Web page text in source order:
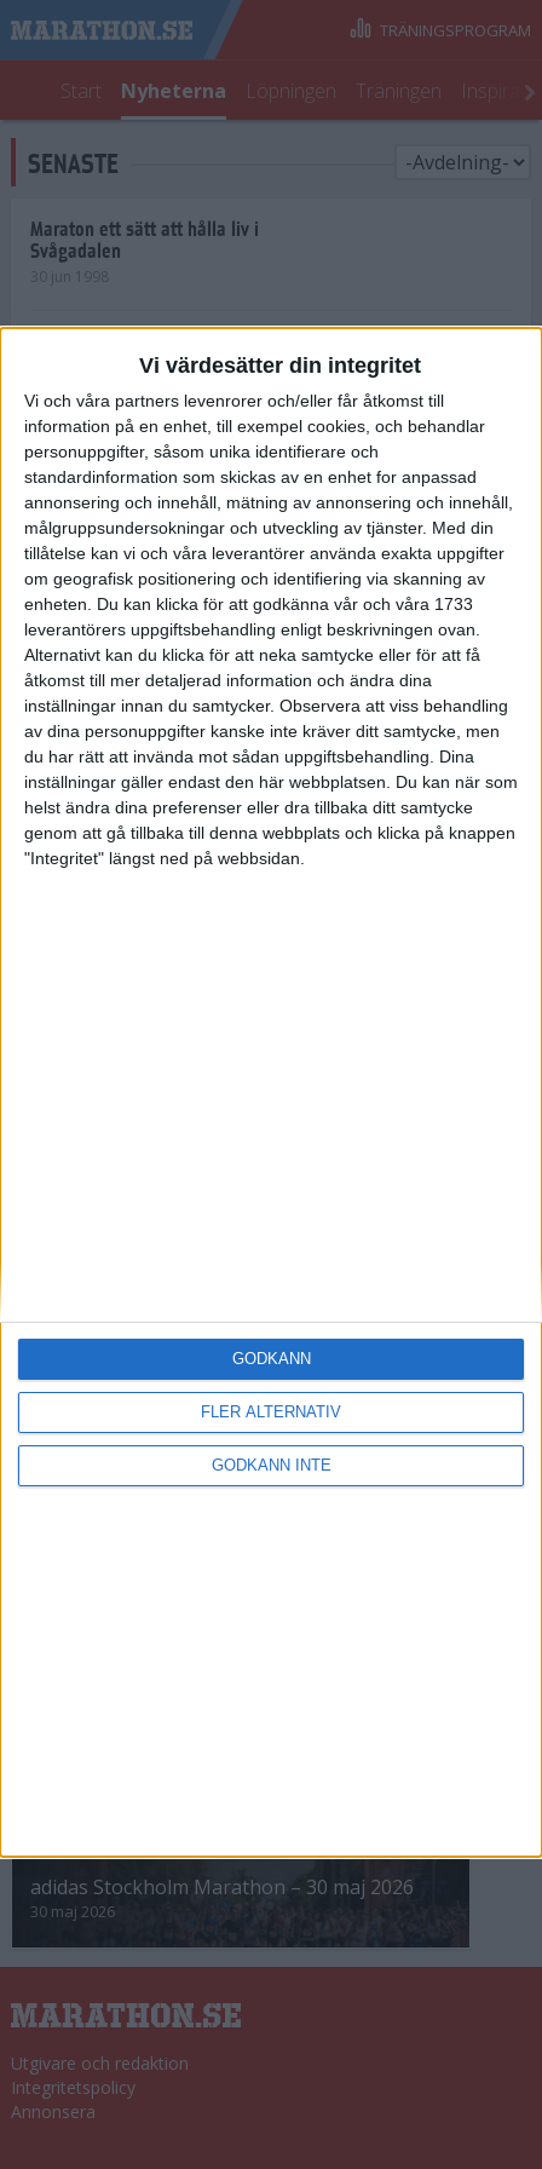
Vi värdesätter din integritet
Vi och våra partners levenrorer och/eller får åtkomst till
information på en enhet, till exempel cookies, och behandlar
personuppgifter, såsom unika identifierare och
standardinformation som skickas av en enhet for anpassad
annonsering och innehåll, mätning av annonsering och innehåll,
målgruppsundersokningar och utveckling av tjänster. Med din
tillåtelse kan vi och våra leverantörer använda exakta uppgifter
om geografisk positionering och identifiering via skanning av
enheten. Du kan klicka för att godkänna vår och våra 1733
leverantörers uppgiftsbehandling enligt beskrivningen ovan.
Alternativt kan du klicka för att neka samtycke eller för att få
åtkomst till mer detaljerad information och ändra dina
inställningar innan du samtycker. Observera att viss behandling
av dina personuppgifter kanske inte kräver ditt samtycke, men
du har rätt att invända mot sådan uppgiftsbehandling. Dina
inställningar gäller endast den här webbplatsen. Du kan när som
helst ändra dina preferenser eller dra tillbaka ditt samtycke
genom att gå tillbaka till denna webbplats och klicka på knappen
"Integritet" längst ned på webbsidan.
FLER ALTERNATIV
GODKÄNN INTE
GODKÄNN
Start Nyheterna Löpningen Träningen
TRÄNINGSPROGRAM
SENASTE
Maraton ett sätt att hålla liv i
Svågadalen
30 jun 1998
Norrlänningar firade semester i
Strängnäs
28 jun 1998
Maratonlöparna bäst i Trosa
I år fick Andervang kransen
27 jun 1998
Intresset ökar för Lidingöloppet
26 jun 1998
Värmemara
väntarvärldsmästaraspiranter
24 jun 1998
ASIEN
Berlin Marathon - ett lopp genom
8 okt 1995• Arkiv• Reseberättelser från
adidas Stockholm Marathon – 30 maj 2026
30 maj 2026
Utgivare och redaktion
Integritetspolicy
Annonsera